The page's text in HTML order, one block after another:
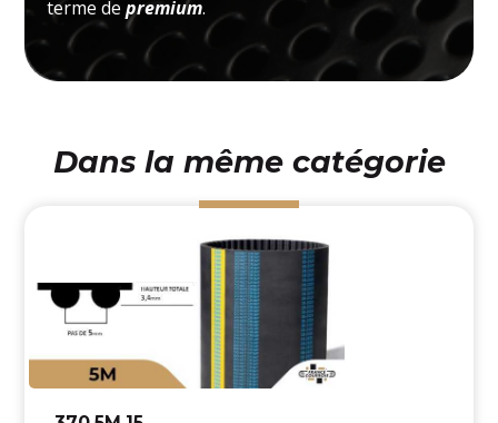
terme depremium.
Dans la même catégorie